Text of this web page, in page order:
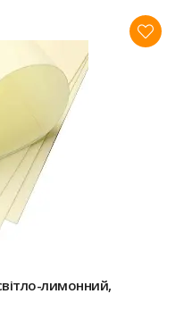
лимонний,